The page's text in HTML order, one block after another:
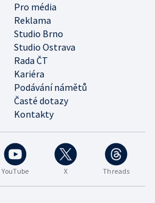
Pro média
Reklama
Studio Brno
Studio Ostrava
Rada ČT
Kariéra
Podávání námětů
Časté dotazy
Kontakty
YouTube X Threads